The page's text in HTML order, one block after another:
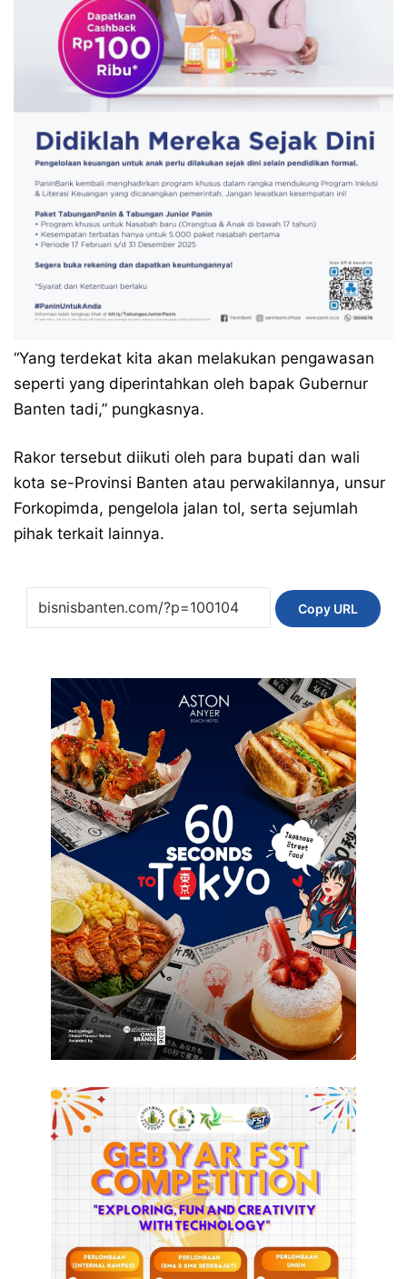
“Yang terdekat kita akan melakukan pengawasan
seperti yang diperintahkan oleh bapak Gubernur
Banten tadi,” pungkasnya.
Rakor tersebut diikuti oleh para bupati dan wali
kota se-Provinsi Banten atau perwakilannya, unsur
Forkopimda, pengelola jalan tol, serta sejumlah
pihak terkait lainnya.
Copy URL